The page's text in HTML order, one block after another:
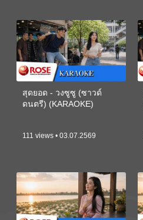
สุดยอด - วงซูซู (ซาวด์
ดนตรี) (KARAOKE)
111 views • 03.07.2569